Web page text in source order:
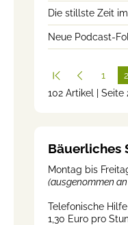
Die stillste Zeit
Neue Podcast-
1
2
102 Artikel | Seite
Bäuerliches
Montag bis
(ausgenommen
Telefonische
1,30 Euro pro